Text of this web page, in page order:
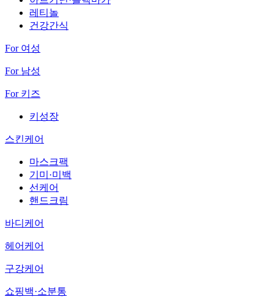
레티놀
건강간식
For 여성
For 남성
For 키즈
키성장
스킨케어
마스크팩
기미·미백
선케어
핸드크림
바디케어
헤어케어
구강케어
쇼핑백·소분통